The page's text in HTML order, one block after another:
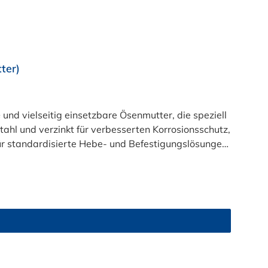
Befestigung erfordern.